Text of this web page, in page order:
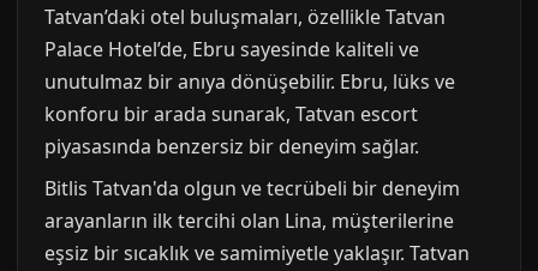
Tatvan’daki otel buluşmaları, özellikle Tatvan
Palace Hotel’de, Ebru sayesinde kaliteli ve
unutulmaz bir anıya dönüşebilir. Ebru, lüks ve
konforu bir arada sunarak, Tatvan escort
piyasasında benzersiz bir deneyim sağlar.
Bitlis Tatvan'da olgun ve tecrübeli bir deneyim
arayanların ilk tercihi olan Lina, müşterilerine
eşsiz bir sıcaklık ve samimiyetle yaklaşır. Tatvan